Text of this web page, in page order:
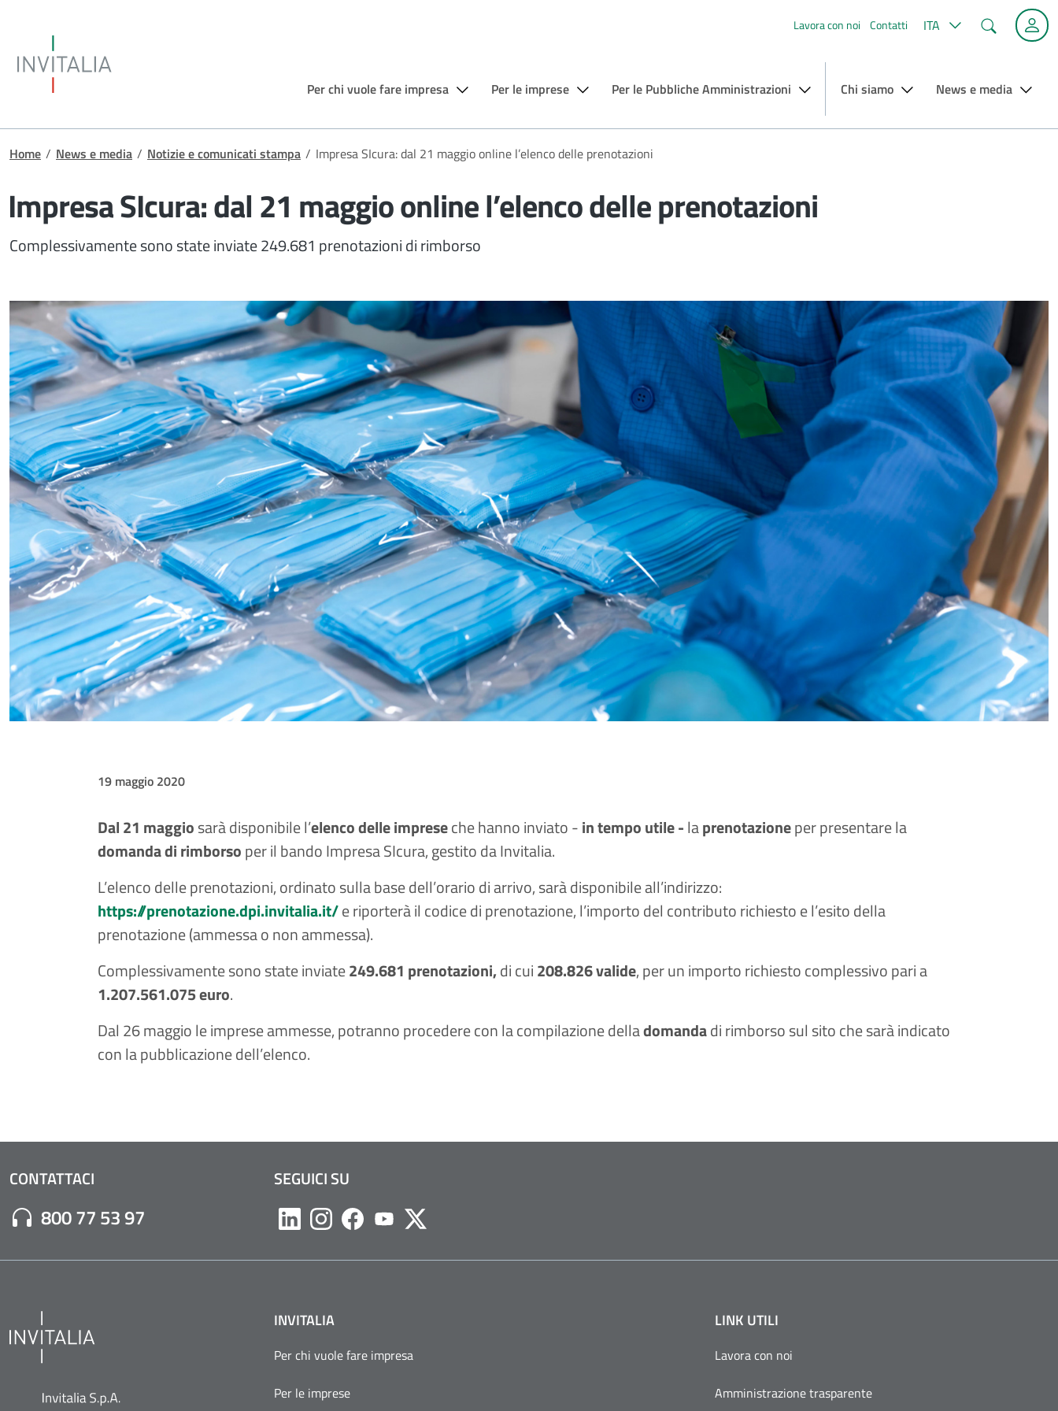
Lavora con noi Contatti ITA Cerca
Per chi vuole fare impresa Per le imprese Per le Pubbliche Amministrazioni Chi siamo News e media
Briciole di pane
Home / News e media / Notizie e comunicati stampa / Impresa SIcura: dal 21 maggio online l’elenco delle prenotazioni
Impresa SIcura: dal 21 maggio online l’elenco delle prenotazioni
Complessivamente sono state inviate 249.681 prenotazioni di rimborso
19 maggio 2020
Dal 21 maggiosarà disponibile l’elenco delle impreseche hanno inviato -in tempo utile -laprenotazioneper presentare la
domanda di rimborsoper il bando Impresa SIcura, gestito da Invitalia.
L’elenco delle prenotazioni, ordinato sulla base dell’orario di arrivo, sarà disponibile all’indirizzo:
https://prenotazione.dpi.invitalia.it/e riporterà il codice di prenotazione, l’importo del contributo richiesto e l’esito della
prenotazione (ammessa o non ammessa).
Complessivamente sono state inviate249.681 prenotazioni,di cui208.826 valide, per un importo richiesto complessivo pari a
1.207.561.075 euro.
Dal 26 maggio le imprese ammesse, potranno procedere con la compilazione delladomandadi rimborso sul sito che sarà indicato
con la pubblicazione dell’elenco.
CONTATTACI
Numero di Telefono:
800 77 53 97
SEGUICI SU
LikedinInstagram
Facebook
YoutubeTwitter
INVITALIA
Per chi vuole fare impresa
Per le imprese
LINK UTILI
Lavora con noi
Amministrazione trasparente